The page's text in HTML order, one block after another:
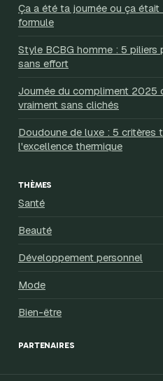
Ça a été ta journée ou ça
formule
Style BCBG homme : 5 piliers
sans effort
Journée du compliment 2025
vraiment sans clichés
Doudoune de luxe : 5 critères
l'excellence thermique
THÈMES
Santé
Beauté
Développement personnel
Mode
Bien-être
PARTENAIRES